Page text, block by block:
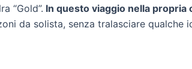
“Gold”. In questo viaggio nella propria
da solista, senza tralasciare qualche